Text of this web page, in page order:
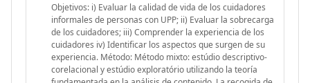
Objetivos: i) Evaluar la calidad de vida de los cuidadores
informales de personas con UPP; ii) Evaluar la sobrecarga
de los cuidadores; iii) Comprender la experiencia de los
cuidadores iv) Identificar los aspectos que surgen de su
experiencia. Método: Método mixto: estúdio descriptivo-
corelacional y estúdio exploratório utilizando la teoría